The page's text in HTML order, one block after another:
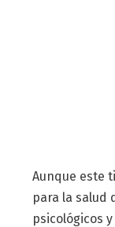
Aunque este
para la salud
psicológicos